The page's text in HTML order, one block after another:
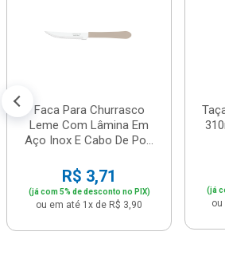
Faca Para Churrasco
Leme Com Lâmina Em
Aço Inox E Cabo De Po...
R$ 3,71
(já com 5% de desconto no PIX)
ou em até 1x de R$ 3,90
(já
ou